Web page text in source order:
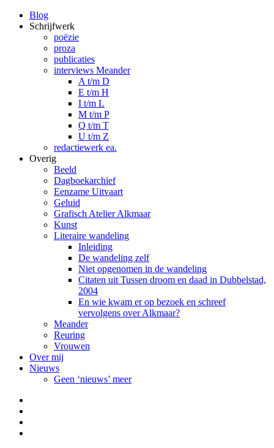
Blog
Schrijfwerk
poëzie
proza
publicaties
interviews Meander
A t/m D
E t/m H
I t/m L
M t/m P
Q t/m T
U t/m Z
redactiewerk ea.
Overig
Beeld
Dagboekarchief
Eenzame Uitvaart
Geluid
Grafisch Atelier Alkmaar
Kunst
Literaire wandeling
Inleiding
De wandeling zelf
Niet opgenomen in de wandeling
Citaten uit Tussen droom en daad in Dubbelstad,
2004
En wie kwam er op bezoek en schreef
vervolgens over Alkmaar?
Meander
Reuring
Vrouwen
Over mij
Nieuws
Geen ‘nieuws’ meer